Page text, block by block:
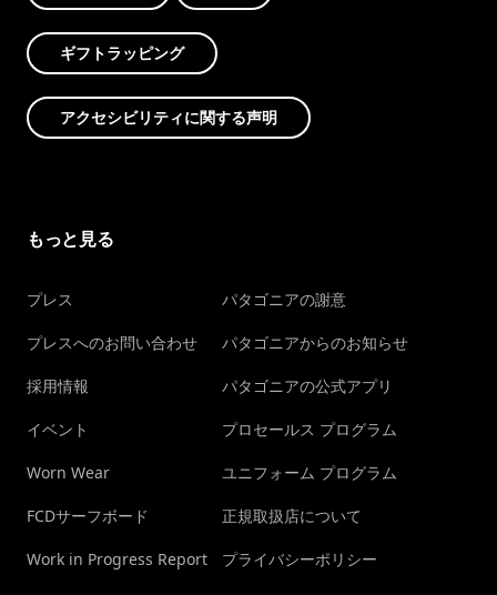
ギフトラッピング
アクセシビリティに関する声明
もっと見る
プレス
プレスへのお問い合わせ
採用情報
イベント
Worn Wear
FCDサーフボード
Work in Progress Report
パタゴニアの謝意
パタゴニアからのお知らせ
パタゴニアの公式アプリ
プロセールス プログラム
ユニフォーム プログラム
正規取扱店について
プライバシーポリシー